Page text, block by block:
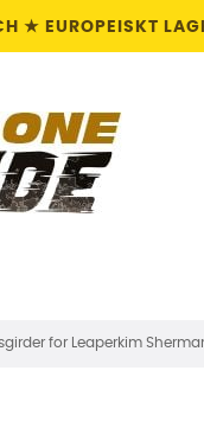
★ EUROPEISKT
for Leaperkim